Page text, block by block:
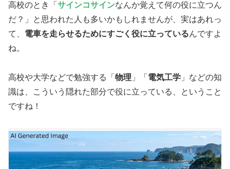
高校のとき「 サインコサインなんか覚えて何の役に立つん
だ？」と思われた人も多いかもしれませんが、実はあれっ
て、 電車を走らせるためにすごく役に立っているんですよ
ね。
高校や大学などで勉強する「 物理 」「 電気工学 」などの知
識は、こういう隠れた部分で役に立っている、ということ
ですね！